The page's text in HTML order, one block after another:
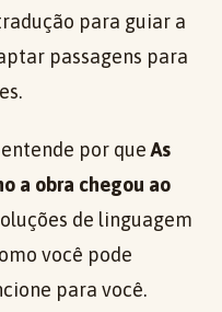
para guiar a
passagens para
entende por queAs
a obra chegou ao
de linguagem
você pode
para você.